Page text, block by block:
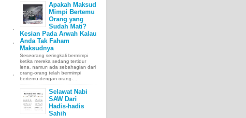
.
.
.
Apakah Maksud
Mimpi Bertemu
Orang yang
Sudah Mati?
Kesian Pada Arwah Kalau
Anda Tak Faham
Maksudnya
Seseorang seringkali bermimpi
ketika mereka sedang tertidur
lena, namun ada sebahagian dari
orang-orang telah bermimpi
bertemu dengan orang-...
Selawat Nabi
SAW Dari
Hadis-hadis
Sahih